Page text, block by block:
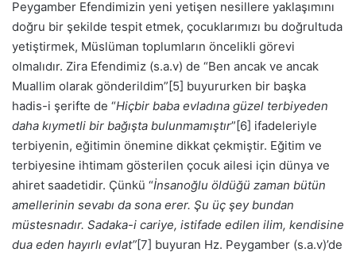
Peygamber Efendimizin yeni yetişen nesillere yaklaşımını
doğru bir şekilde tespit etmek, çocuklarımızı bu doğrultuda
yetiştirmek, Müslüman toplumların öncelikli görevi
olmalıdır. Zira Efendimiz (s.a.v) de “Ben ancak ve ancak
Muallim olarak gönderildim”[5] buyururken bir başka
hadis-i şerifte de “Hiçbir baba evladına güzel terbiyeden
daha kıymetli bir bağışta bulunmamıştır”[6] ifadeleriyle
terbiyenin, eğitimin önemine dikkat çekmiştir. Eğitim ve
terbiyesine ihtimam gösterilen çocuk ailesi için dünya ve
ahiret saadetidir. Çünkü “İnsanoğlu öldüğü zaman bütün
amellerinin sevabı da sona erer. Şu üç şey bundan
müstesnadır. Sadaka-i cariye, istifade edilen ilim, kendisine
dua eden hayırlı evlat”[7] buyuran Hz. Peygamber (s.a.v)’de